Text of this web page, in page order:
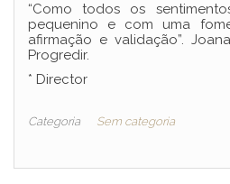
“Como todos os
pequenino e com uma
afirmação e validação”.
Progredir.
* Director
Categoria Sem categoria